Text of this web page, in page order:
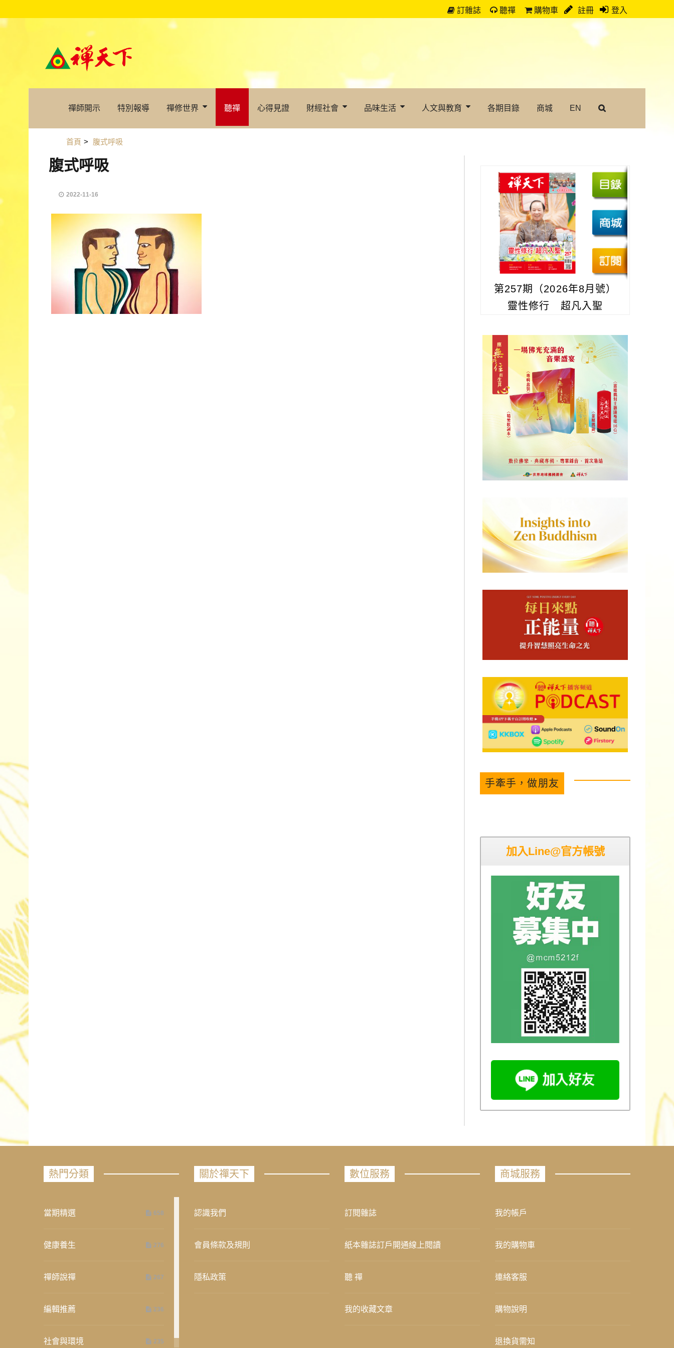
訂雜誌 聽禪 購物車 註冊 登入
禪師開示 特別報導 禪修世界 聽禪 心得見證 財經社會 品味生活 人文與教育 各期目錄 商城 EN
首頁 > 腹式呼吸
腹式呼吸
2022-11-16
第257期（2026年8月號）
靈性修行 超凡入聖
手牽手，做朋友
加入Line@官方帳號
熱門分類
當期精選 658
健康養生 276
禪師說禪 267
編輯推薦 236
社會與環境 235
關於禪天下
認識我們
會員條款及規則
隱私政策
數位服務
訂閱雜誌
紙本雜誌訂戶開通線上閱讀
聽 禪
我的收藏文章
商城服務
我的帳戶
我的購物車
連絡客服
購物說明
退換貨需知